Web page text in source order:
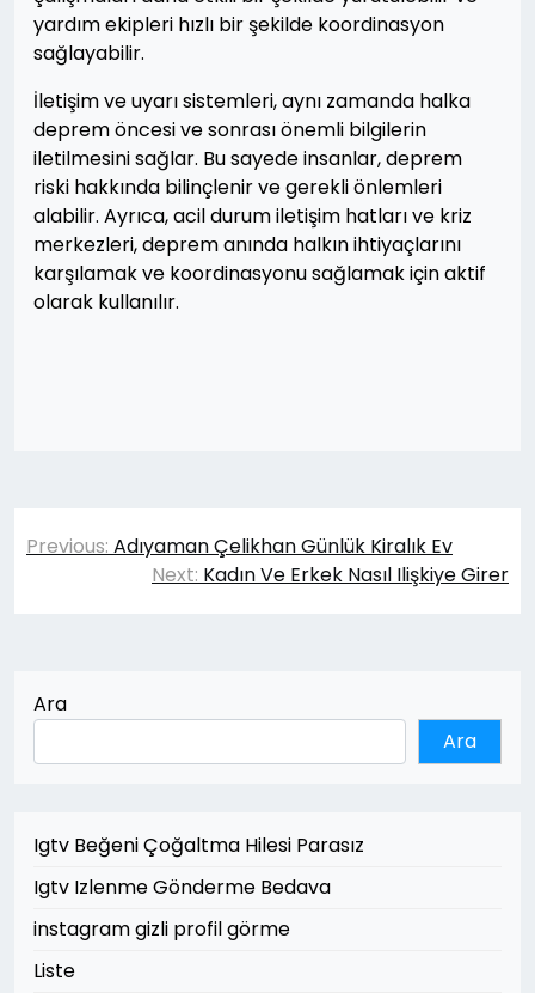
yardım ekipleri hızlı bir şekilde koordinasyon
sağlayabilir.
İletişim ve uyarı sistemleri, aynı zamanda halka
deprem öncesi ve sonrası önemli bilgilerin
iletilmesini sağlar. Bu sayede insanlar, deprem
riski hakkında bilinçlenir ve gerekli önlemleri
alabilir. Ayrıca, acil durum iletişim hatları ve kriz
merkezleri, deprem anında halkın ihtiyaçlarını
karşılamak ve koordinasyonu sağlamak için aktif
olarak kullanılır.
Yazı
gezinmesi
Previous: Adıyaman Çelikhan Günlük Kiralık Ev
Next: Kadın Ve Erkek Nasıl Ilişkiye Girer
Ara
Ara
Igtv Beğeni Çoğaltma Hilesi Parasız
Igtv Izlenme Gönderme Bedava
instagram gizli profil görme
Liste